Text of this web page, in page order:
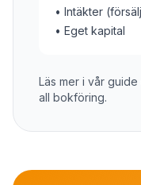
• Intäkter
• Eget kapital
Läs mer i vår guide
all bokföring.